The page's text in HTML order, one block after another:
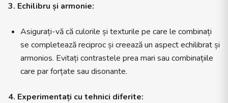
3. Echilibru și armonie:
Asigurați-vă că culorile și texturile pe care le combinați
se completează reciproc și creează un aspect echilibrat și
armonios. Evitați contrastele prea mari sau combinațiile
care par forțate sau disonante.
4. Experimentați cu tehnici diferite: